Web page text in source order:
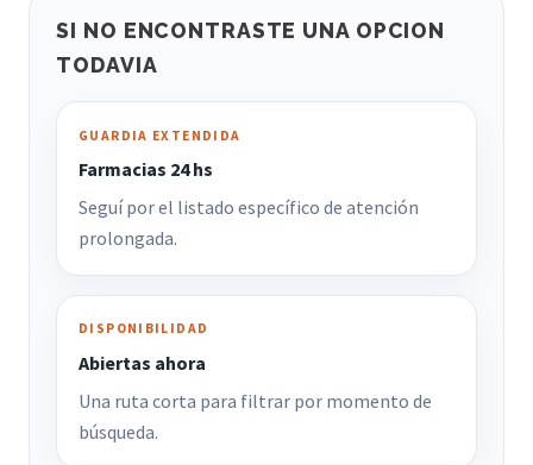
SI NO ENCONTRASTE UNA OPCION
TODAVIA
GUARDIA EXTENDIDA
Farmacias 24 hs
Seguí por el listado específico de atención
prolongada.
DISPONIBILIDAD
Abiertas ahora
Una ruta corta para filtrar por momento de
búsqueda.